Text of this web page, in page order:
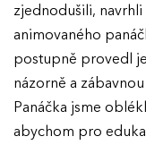
zjednodušili,
animovaného
postupně provedl
názorně a
Panáčka jsme
abychom pro